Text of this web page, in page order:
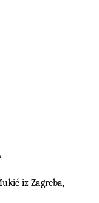
iz Zagreba,